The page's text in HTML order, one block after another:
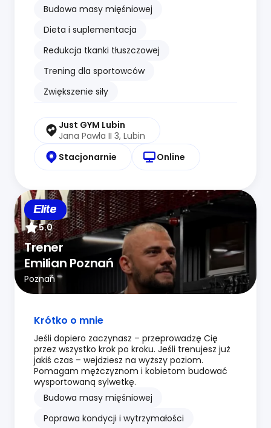
Budowa masy mięśniowej
Dieta i suplementacja
Redukcja tkanki tłuszczowej
Trening dla sportowców
Zwiększenie siły
Just GYM Lubin
Jana Pawła II 3, Lubin
Stacjonarnie
Online
Elite
5.0
Trener
Emilian Poznań
Poznań
Krótko o mnie
Jeśli dopiero zaczynasz – przeprowadzę Cię
przez wszystko krok po kroku. Jeśli trenujesz już
jakiś czas – wejdziesz na wyższy poziom.
Pomagam mężczyznom i kobietom budować
wysportowaną sylwetkę.
Budowa masy mięśniowej
Poprawa kondycji i wytrzymałości